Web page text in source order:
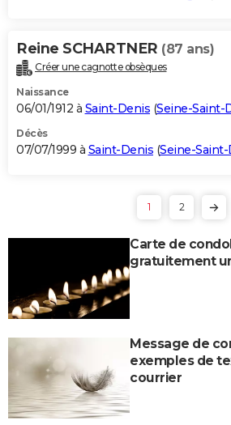
Reine SCHARTNER (87 ans)
Créer une cagnotte obsèques
Naissance
06/01/1912 à Saint-Denis (Seine-Saint-
Décès
07/07/1999 à Saint-Denis (Seine-
1 2
Carte de
gratuitement
Message de
exemples de
courrier